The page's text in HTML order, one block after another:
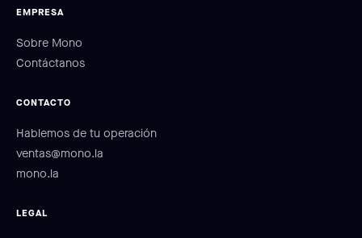
EMPRESA
Sobre Mono
Contáctanos
CONTACTO
Hablemos de tu operación
ventas@mono.la
mono.la
LEGAL